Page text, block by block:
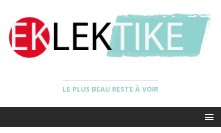
LE PLUS BEAU RESTE À VOIR